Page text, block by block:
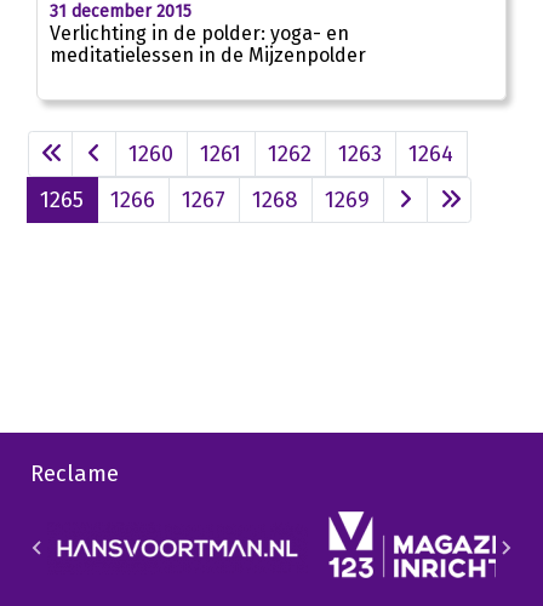
31 december 2015
Verlichting in de polder: yoga- en
meditatielessen in de Mijzenpolder
1260 1261 1262 1263
1264
1265
1266 1267 1268 1269
Reclame